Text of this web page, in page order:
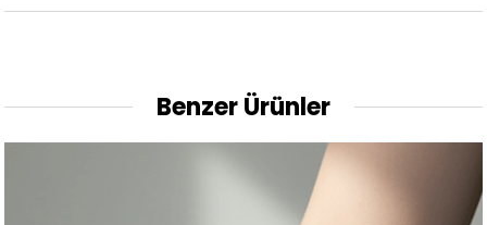
Benzer Ürünler